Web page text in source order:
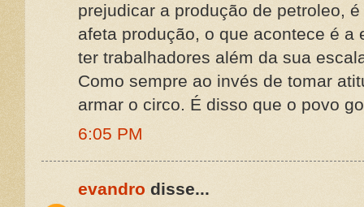
prejudicar a produção de petroleo,
afeta produção, o que acontece é a
ter trabalhadores além da sua
Como sempre ao invés de tomar
armar o circo. É disso que o povo
6:05 PM
evandro disse...